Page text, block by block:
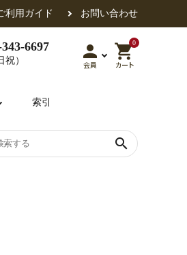
利用ガイド お問い合わせ
6697
） person
会員
0
shopping_cart
カート
索引
search